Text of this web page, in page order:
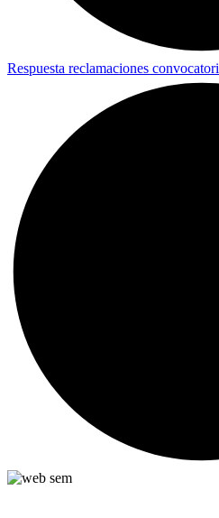
Respuesta reclamaciones